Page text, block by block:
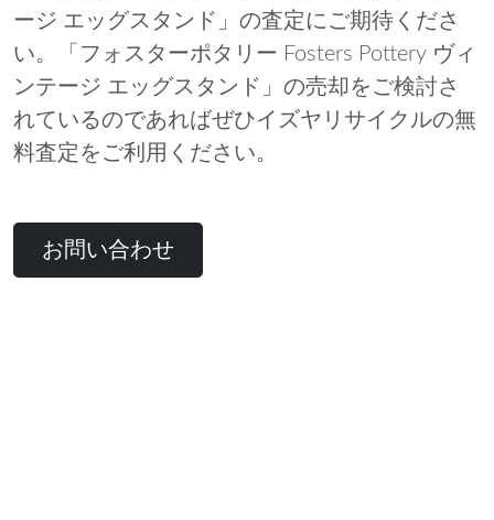
ージ エッグスタンド」の査定にご期待くださ
い。「フォスターポタリー Fosters Pottery ヴィ
ンテージ エッグスタンド」の売却をご検討さ
れているのであればぜひイズヤリサイクルの無
料査定をご利用ください。
お問い合わせ